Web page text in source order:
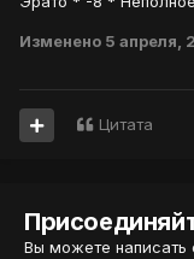
Изменено 5 апреля,
Цитата
Вы можете написать